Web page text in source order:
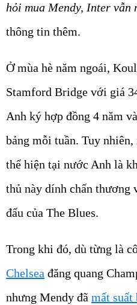
hỏi mua Mendy, Inter vẫn
thông tin thêm.
Ở mùa hè năm ngoái,
Stamford Bridge với giá
Anh ký hợp đồng 4 năm
bảng mỗi tuần. Tuy
thể hiện tại nước Anh là
thủ này dính chấn thương
đấu của The Blues.
Trong khi đó, dù từng là
Chelsea đăng quang
nhưng Mendy đã mất suất